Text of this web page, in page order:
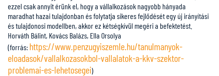
ezzel csak annyit érünk el, hogy a vállalkozások nagyobb hányada
maradhat hazai tulajdonban és folytatja sikeres fejlődését egy új irányítási
és tulajdonosi modellben, akkor ez kétségkívül megéri a befektetést.
Horváth Bálint, Kovács Balázs, Ella Orsolya
(forrás: https://www.penzugyiszemle.hu/tanulmanyok-
eloadasok/vallalkozasokbol-vallalatok-a-kkv-szektor-
problemai-es-lehetosegei)